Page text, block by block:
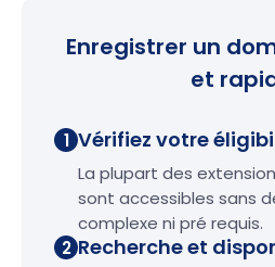
Enregistrer un
et
1 Vérifiez votre
La plupart des
sont accessibles sans
complexe ni pré requis.
2 Recherche et